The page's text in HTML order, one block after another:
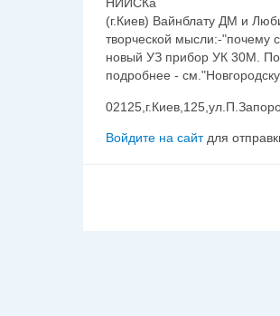
НИИСКа
(г.Киев) Вайнблату ДМ и
творческой мысли:-"почему
новый УЗ прибор УК 30М.
подробнее -
Войдите на сайтдля